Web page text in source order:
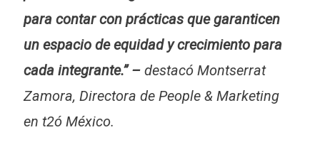
para contar con prácticas que garanticen
un espacio de equidad y crecimiento para
cada integrante.” –destacó Montserrat
Zamora, Directora de People & Marketing
en t2ó México.